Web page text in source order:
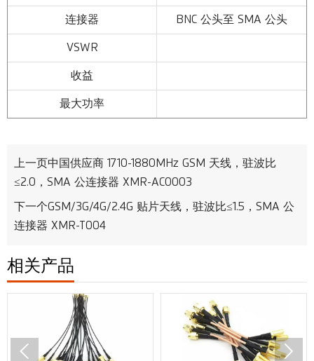
连接器 BNC 公头至 SMA 公头
VSWR
收益
最大功率
上一页中国供应商 1710-1880MHz GSM 天线，驻波比
≤2.0，SMA 公连接器 XMR-AC0003
下一个GSM/3G/4G/2.4G 贴片天线，驻波比≤1.5，SMA 公
连接器 XMR-T004
相关产品
 